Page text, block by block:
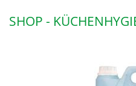
SHOP -